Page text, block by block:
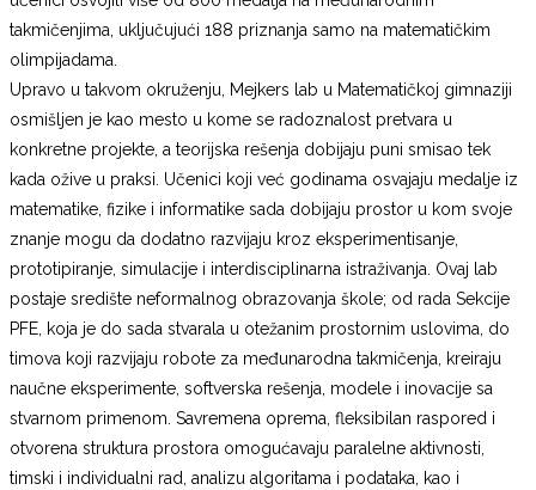
takmičenjima, uključujući 188 priznanja samo na matematičkim
olimpijadama.
Upravo u takvom okruženju, Mejkers lab u Matematičkoj gimnaziji
osmišljen je kao mesto u kome se radoznalost pretvara u
konkretne projekte, a teorijska rešenja dobijaju puni smisao tek
kada ožive u praksi. Učenici koji već godinama osvajaju medalje iz
matematike, fizike i informatike sada dobijaju prostor u kom svoje
znanje mogu da dodatno razvijaju kroz eksperimentisanje,
prototipiranje, simulacije i interdisciplinarna istraživanja. Ovaj lab
postaje središte neformalnog obrazovanja škole; od rada Sekcije
PFE, koja je do sada stvarala u otežanim prostornim uslovima, do
timova koji razvijaju robote za međunarodna takmičenja, kreiraju
naučne eksperimente, softverska rešenja, modele i inovacije sa
stvarnom primenom. Savremena oprema, fleksibilan raspored i
otvorena struktura prostora omogućavaju paralelne aktivnosti,
timski i individualni rad, analizu algoritama i podataka, kao i